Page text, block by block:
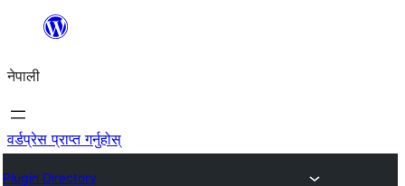
सामग्रीमा
नेपाली
वर्डप्रेस प्राप्त गर्नुहोस्
Plugin Directory